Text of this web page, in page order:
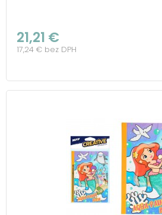
21,21 €
17,24 € bez DPH